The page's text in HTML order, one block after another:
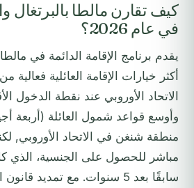
كيف تقارن مالطا بالبرتغال
في عام 2026؟
أكثر خيارات الإقامة العائلية
وأوسع قواعد شمول العائلة (أربعة
منطقة شنغن في الاتحاد الأوروبي,
مباشر للحصول على الجنسية، الذي
سابقًا بعد 5 سنوات. مع تمديد